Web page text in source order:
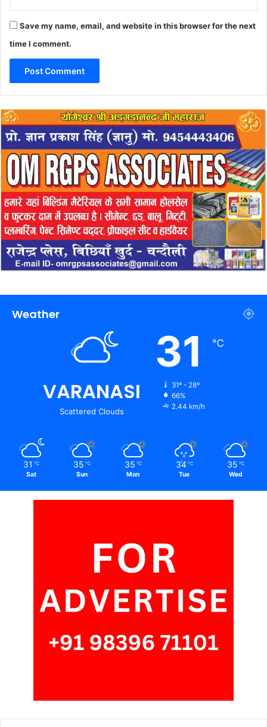
Save my name, email, and website in this browser for the next
time I comment.
Weather
VARANASI
Scattered Clouds
31 ℃
31º - 28º
66%
2.44 km/h
31 ℃
Sat
35 ℃
Sun
35 ℃
Mon
34 ℃
Tue
35 ℃
Wed